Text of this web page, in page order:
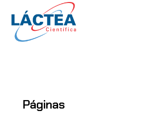
Páginas